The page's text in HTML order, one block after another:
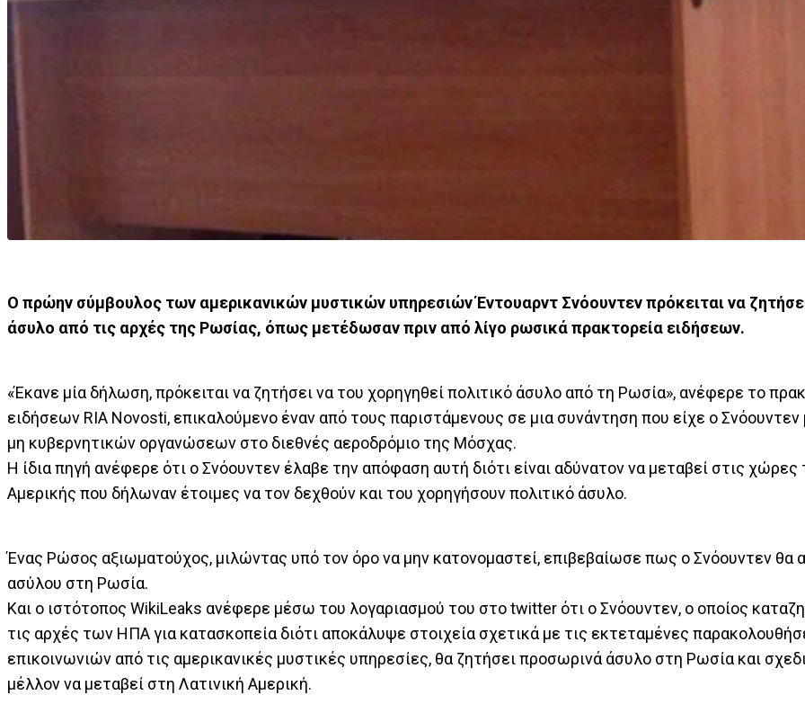
Ο πρώην σύμβουλος των αμερικανικών μυστικών υπηρεσιών Έντουαρντ Σνόουντεν πρόκειται να
άσυλο από τις αρχές της Ρωσίας, όπως μετέδωσαν πριν από λίγο ρωσικά πρακτορεία ειδήσεων.
«Έκανε μία δήλωση, πρόκειται να ζητήσει να του χορηγηθεί πολιτικό άσυλο από τη Ρωσία», ανέφερε το
ειδήσεων RIA Novosti, επικαλούμενο έναν από τους παριστάμενους σε μια συνάντηση που είχε ο
μη κυβερνητικών οργανώσεων στο διεθνές αεροδρόμιο της Μόσχας.
Η ίδια πηγή ανέφερε ότι ο Σνόουντεν έλαβε την απόφαση αυτή διότι είναι αδύνατον να μεταβεί στις χώρες
Αμερικής που δήλωναν έτοιμες να τον δεχθούν και του χορηγήσουν πολιτικό άσυλο.
Ένας Ρώσος αξιωματούχος, μιλώντας υπό τον όρο να μην κατονομαστεί, επιβεβαίωσε πως ο Σνόουντεν θα
ασύλου στη Ρωσία.
Και ο ιστότοπος WikiLeaks ανέφερε μέσω του λογαριασμού του στο twitter ότι ο Σνόουντεν, ο οποίος
τις αρχές των ΗΠΑ για κατασκοπεία διότι αποκάλυψε στοιχεία σχετικά με τις εκτεταμένες
επικοινωνιών από τις αμερικανικές μυστικές υπηρεσίες, θα ζητήσει προσωρινά άσυλο στη Ρωσία και
μέλλον να μεταβεί στη Λατινική Αμερική.